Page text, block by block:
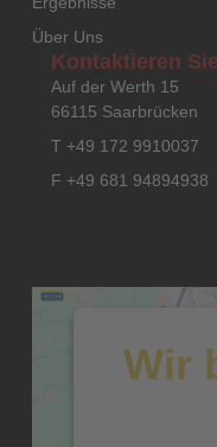
Über Uns
Kontaktieren
Auf der Werth 15
66115 Saarbrücken
T +49 172 9910037
F +49 681 94894938
Wir